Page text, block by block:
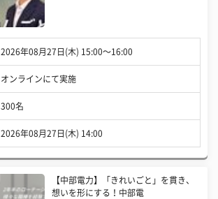
2026年08月27日(木) 15:00〜16:00
オンラインにて実施
300名
2026年08月27日(木) 14:00
【中部電力】「きれいごと」を貫き、
想いを形にする！中部電